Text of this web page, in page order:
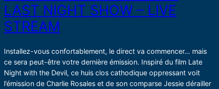
LAST NIGHT SHOW – LIVE
STREAM
Installez-vous confortablement, le direct va commencer… mais
ce sera peut-être votre dernière émission. Inspiré du film Late
Night with the Devil, ce huis clos cathodique oppressant voit
l’émission de Charlie Rosales et de son comparse Jessie dérailler